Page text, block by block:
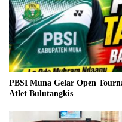
PBSI Muna Gelar Open
Atlet Bulutangkis